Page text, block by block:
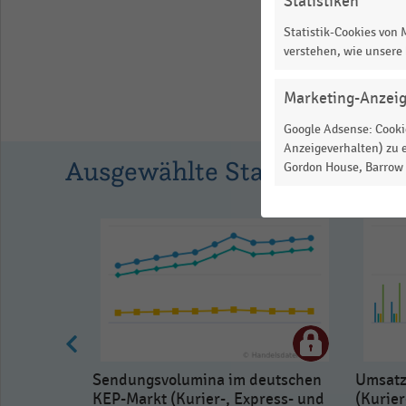
1.0629475352112676.
Ausgewählte Statistiken
Sendungsvolumina im deutschen
KEP-Markt (Kurier-, Express- und
Statistik-Cookies von
verstehen, wie
Marketing-
Google Adsense:
Anzeigeverhalten) zu
Gordon House,